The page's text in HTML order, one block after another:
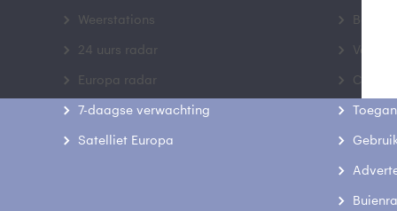
Weerstations
24 uurs radar
Europa radar
7-daagse verwachting
Satelliet Europa
Contact